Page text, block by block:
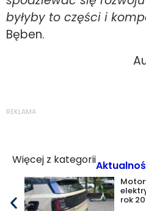
byłyby to części i
Bęben.
REKLAMA
Więcej z kategorii
rok